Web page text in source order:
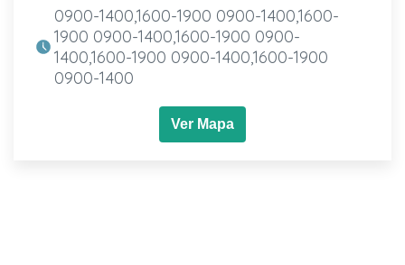
0900-1400,1600-1900 0900-1400,1600-
1900 0900-1400,1600-1900 0900-
1400,1600-1900 0900-1400,1600-1900
0900-1400
Ver Mapa